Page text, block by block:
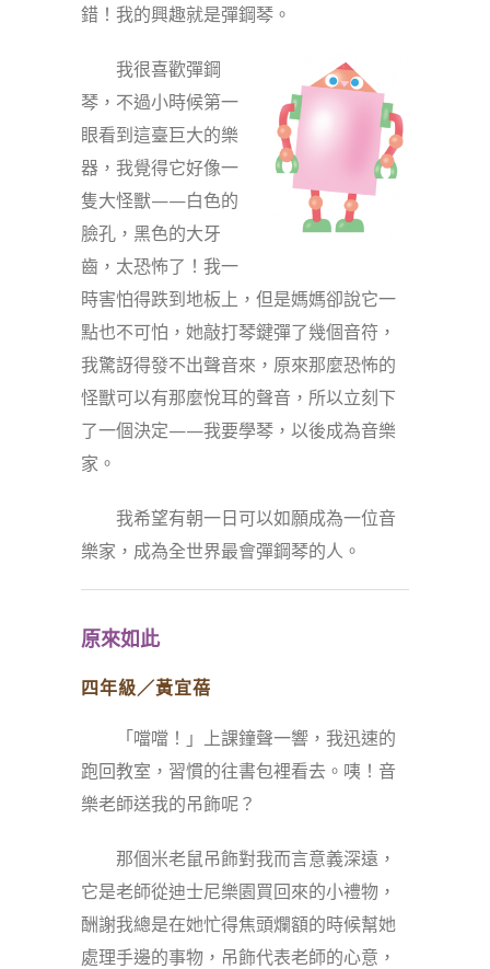
錯！我的興趣就是彈鋼琴。
我很喜歡彈鋼
琴，不過小時候第一
眼看到這臺巨大的樂
器，我覺得它好像一
隻大怪獸——白色的
臉孔，黑色的大牙
齒，太恐怖了！我一
時害怕得跌到地板上，但是媽媽卻說它一
點也不可怕，她敲打琴鍵彈了幾個音符，
我驚訝得發不出聲音來，原來那麼恐怖的
怪獸可以有那麼悅耳的聲音，所以立刻下
了一個決定——我要學琴，以後成為音樂
家。
我希望有朝一日可以如願成為一位音
樂家，成為全世界最會彈鋼琴的人。
原來如此
四年級／黃宜蓓
「噹噹！」上課鐘聲一響，我迅速的
跑回教室，習慣的往書包裡看去。咦！音
樂老師送我的吊飾呢？
那個米老鼠吊飾對我而言意義深遠，
它是老師從迪士尼樂園買回來的小禮物，
酬謝我總是在她忙得焦頭爛額的時候幫她
處理手邊的事物，吊飾代表老師的心意，